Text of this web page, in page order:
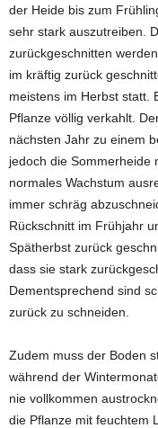
der Heide bis zum
sehr stark auszutreiben.
zurückgeschnitten
im kräftig zurück
meistens im Herbst statt.
Pflanze völlig verkahlt.
nächsten Jahr zu einem
jedoch die Sommerheide
normales Wachstum
immer schräg
Rückschnitt im Frühjahr
Spätherbst zurück
dass sie stark
Dementsprechend sind
zurück zu schneiden.
Zudem muss der Boden
während der
nie vollkommen
die Pflanze mit feuchtem